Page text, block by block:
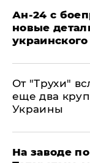
Ан-24 с
новые
От "Трухи"
еще два
Украины
На заводе